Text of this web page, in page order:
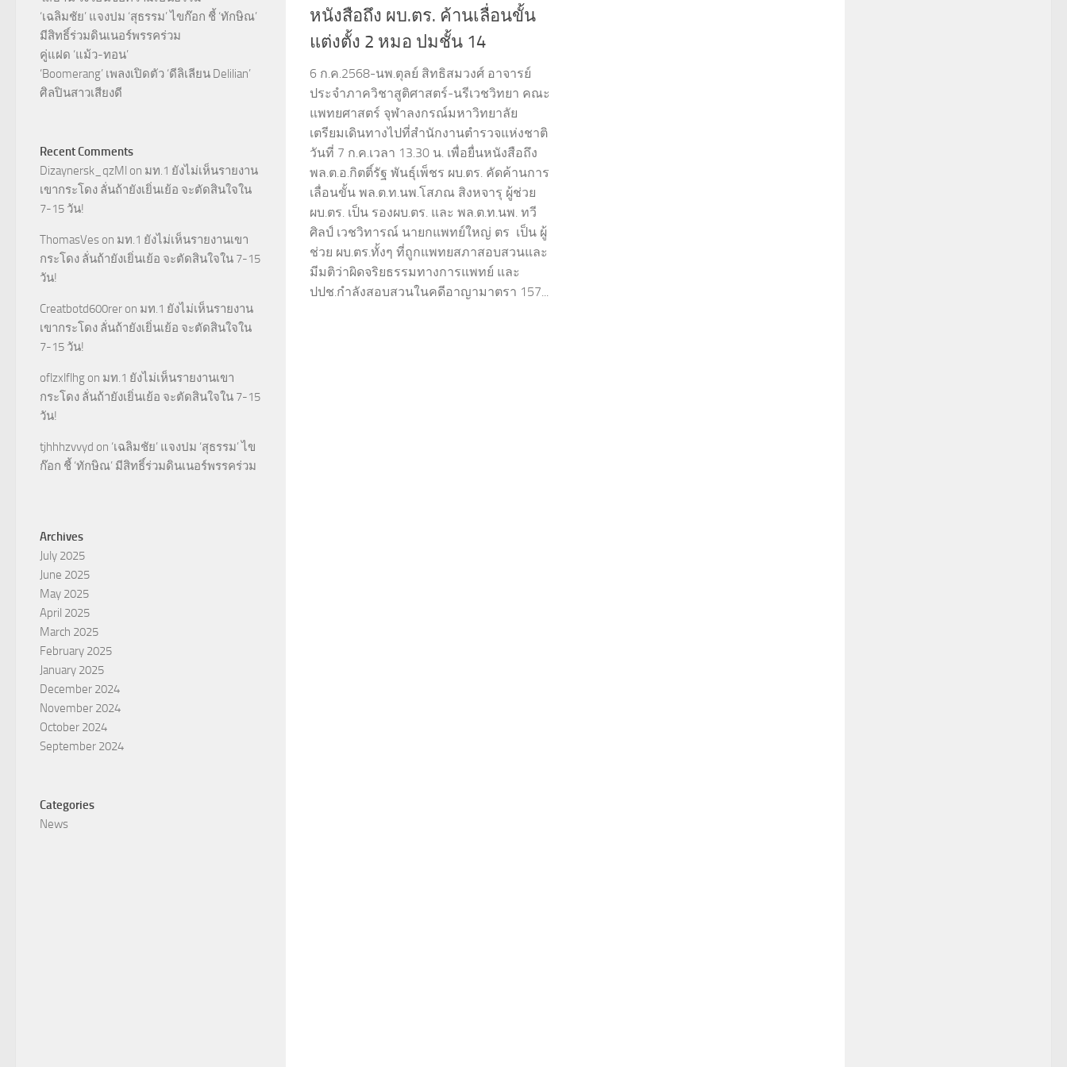
หนังสือถึง ผบ.ตร. ค้านเลื่อนขั้น
แต่งตั้ง 2 หมอ ปมชั้น 14
6 ก.ค.2568-นพ.ตุลย์ สิทธิสมวงศ์ อาจารย์
ประจำภาควิชาสูติศาสตร์-นรีเวชวิทยา คณะ
แพทยศาสตร์ จุฬาลงกรณ์มหาวิทยาลัย
เตรียมเดินทางไปที่สำนักงานตำรวจแห่งชาติ
วันที่ 7 ก.ค.เวลา 13.30 น. เพื่อยื่นหนังสือถึง
พล.ต.อ.กิตติ์รัฐ พันธุ์เพ็ชร ผบ.ตร. คัดค้านการ
เลื่อนขั้น พล.ต.ท.นพ.โสภณ สิงหจารุ ผู้ช่วย
ผบ.ตร. เป็น รองผบ.ตร. และ พล.ต.ท.นพ. ทวี
ศิลป์ เวชวิทารณ์ นายกแพทย์ใหญ่ ตร เป็น ผู้
ช่วย ผบ.ตร.ทั้งๆ ที่ถูกแพทยสภาสอบสวนและ
มีมติว่าผิดจริยธรรมทางการแพทย์ และ
ปปช.กำลังสอบสวนในคดีอาญามาตรา 157...
‘เฉลิมชัย’ แจงปม ‘สุธรรม’ ไขก๊อก ชี้ ‘ทักษิณ’
มีสิทธิ์ร่วมดินเนอร์พรรคร่วม
คู่แฝด ‘แม้ว-ทอน’
‘Boomerang’ เพลงเปิดตัว ‘ดีลิเลียน Delilian’
ศิลปินสาวเสียงดี
Recent Comments
Dizaynersk_qzMl on มท.1 ยังไม่เห็นรายงาน
เขากระโดง ลั่นถ้ายังเยิ่นเย้อ จะตัดสินใจใน
7-15 วัน!
ThomasVes on มท.1 ยังไม่เห็นรายงานเขา
กระโดง ลั่นถ้ายังเยิ่นเย้อ จะตัดสินใจใน 7-15
วัน!
Creatbotd600rer on มท.1 ยังไม่เห็นรายงาน
เขากระโดง ลั่นถ้ายังเยิ่นเย้อ จะตัดสินใจใน
7-15 วัน!
oflzxlflhg on มท.1 ยังไม่เห็นรายงานเขา
กระโดง ลั่นถ้ายังเยิ่นเย้อ จะตัดสินใจใน 7-15
วัน!
tjhhhzvvyd on ‘เฉลิมชัย’ แจงปม ‘สุธรรม’ ไข
ก๊อก ชี้ ‘ทักษิณ’ มีสิทธิ์ร่วมดินเนอร์พรรคร่วม
Archives
July 2025
June 2025
May 2025
April 2025
March 2025
February 2025
January 2025
December 2024
November 2024
October 2024
September 2024
Categories
News